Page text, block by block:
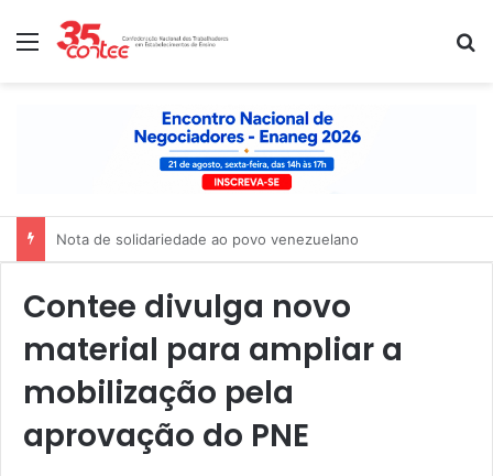
Menu
Nota de solidariedade ao povo venezuelano
Contee divulga novo
material para ampliar a
mobilização pela
aprovação do PNE